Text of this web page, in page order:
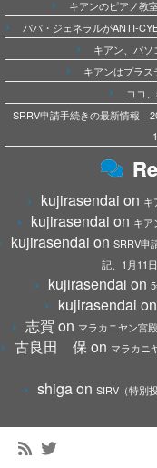
キアンのピアノ教
パパ・ジェネラルがANTI-
キアン、パ
キアンはプラ
ココ
SRRV申請手続きの最新情報
kujirasendai on キ
kujirasendai on キ
kujirasendai on SRRV申
記、1月11
kujirasendai on
kujirasendai on
志賀 on マラカニヤン宮
古良田 保 on マラカニ
shigaon SIRV（特別